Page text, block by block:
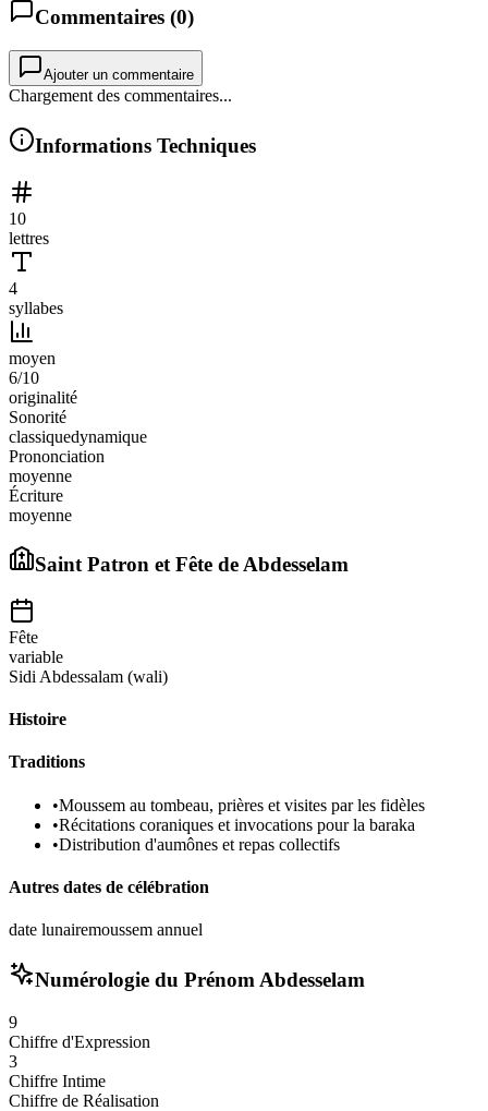
Commentaires (0)
Ajouter un commentaire
Chargement des commentaires...
Informations Techniques
10
lettres
4
syllabes
moyen
6/10
originalité
Sonorité
classiquedynamique
Prononciation
moyenne
Écriture
moyenne
Saint Patron et Fête deAbdesselam
Fête
variable
Sidi Abdessalam (wali)
Histoire
Traditions
•Moussem au tombeau, prières et visites par les fidèles
•Récitations coraniques et invocations pour la baraka
•Distribution d'aumônes et repas collectifs
Autres dates de célébration
date lunairemoussem annuel
Numérologie du Prénom Abdesselam
9
Chiffre d'Expression
3
Chiffre Intime
Chiffre de Réalisation